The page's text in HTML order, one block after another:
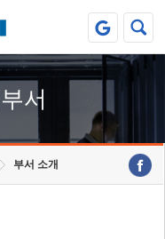
서
부서 소개